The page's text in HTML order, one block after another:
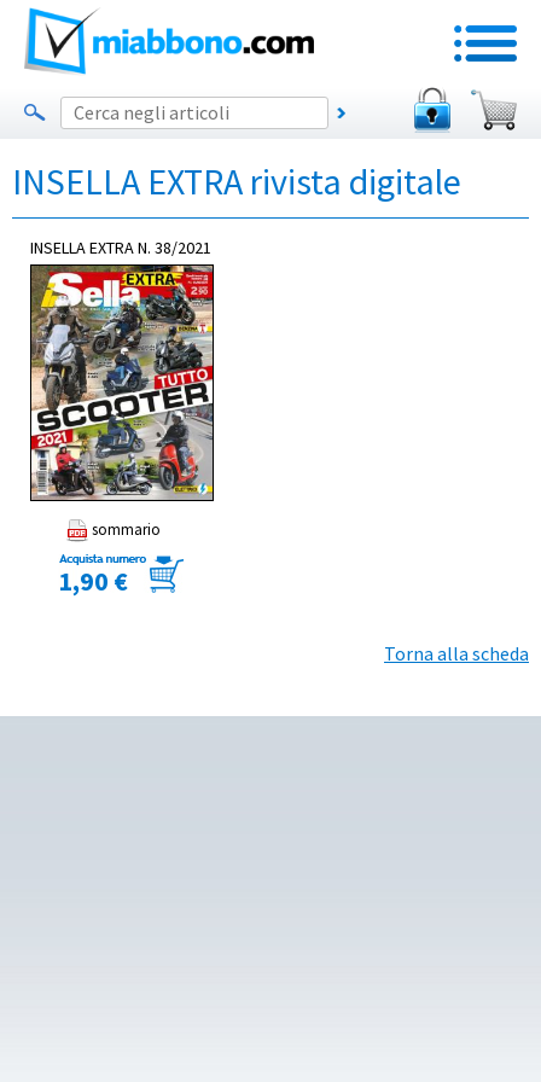
INSELLA EXTRA rivista digitale
INSELLA EXTRA N. 38/2021
sommario
1,90 €
Torna alla scheda